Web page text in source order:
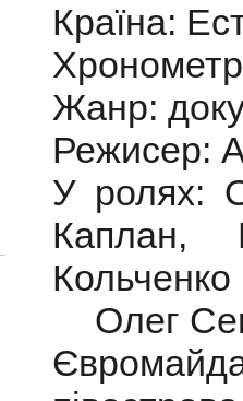
Країна:
Жанр:
Режисер:
У ролях:
Каплан,
Кольченко
Олег